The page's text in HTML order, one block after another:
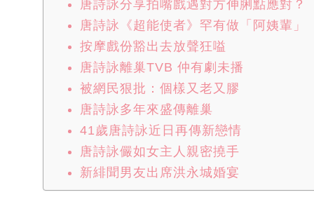
唐詩詠分享拍嘴戲遇對方伸脷點應對？
唐詩詠《超能使者》罕有做「阿姨輩」
按摩戲份豁出去放聲狂嗌
唐詩詠離巢TVB 仲有劇未播
被網民狠批：個樣又老又膠
唐詩詠多年來盛傳離巢
41歲唐詩詠近日再傳新戀情
唐詩詠儼如女主人親密撓手
新緋聞男友出席洪永城婚宴